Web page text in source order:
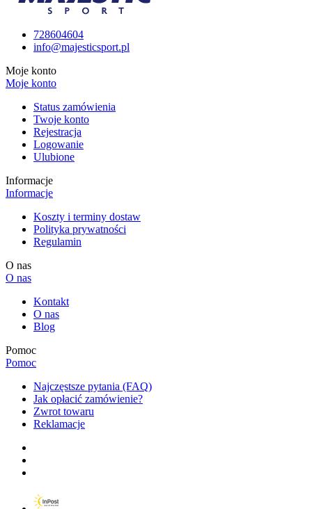
728604604
info@majesticsport.pl
Moje konto
Moje konto
Status zamówienia
Twoje konto
Rejestracja
Logowanie
Ulubione
Informacje
Informacje
Koszty i terminy dostaw
Polityka prywatności
Regulamin
O nas
O nas
Kontakt
O nas
Blog
Pomoc
Pomoc
Najczęstsze pytania (FAQ)
Jak opłacić zamówienie?
Zwrot towaru
Reklamacje